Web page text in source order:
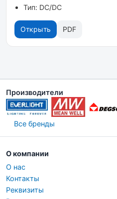
Тип: DC/DC
Открыть PDF
Производители
Все бренды
О компании
О нас
Контакты
Реквизиты